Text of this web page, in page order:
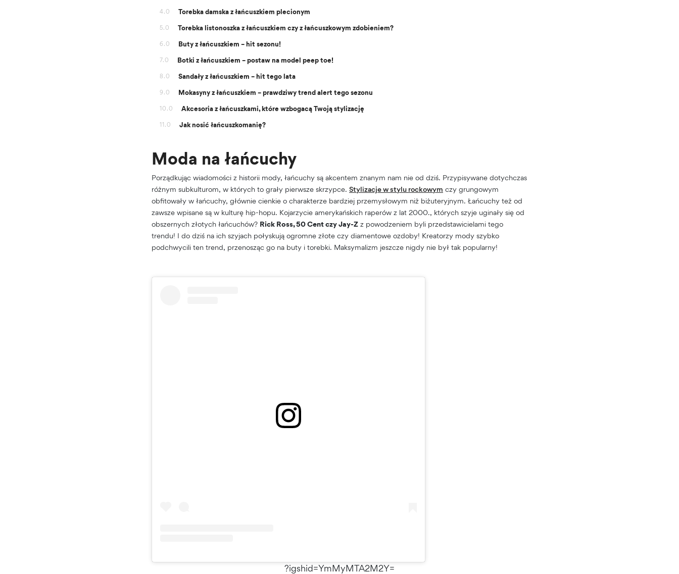
4.0 Torebka damska z łańcuszkiem plecionym
5.0 Torebka listonoszka z łańcuszkiem czy z łańcuszkowym zdobieniem?
6.0 Buty z łańcuszkiem – hit sezonu!
7.0 Botki z łańcuszkiem – postaw na model peep toe!
8.0 Sandały z łańcuszkiem – hit tego lata
9.0 Mokasyny z łańcuszkiem – prawdziwy trend alert tego sezonu
10.0 Akcesoria z łańcuszkami, które wzbogacą Twoją stylizację
11.0 Jak nosić łańcuszkomanię?
Moda na łańcuchy
Porządkując wiadomości z historii mody, łańcuchy są akcentem znanym nam nie od dziś. Przypisywane dotychczas
różnym subkulturom, w których to grały pierwsze skrzypce. Stylizacje w stylu rockowym czy grungowym
obfitowały w łańcuchy, głównie cienkie o charakterze bardziej przemysłowym niż biżuteryjnym. Łańcuchy też od
zawsze wpisane są w kulturę hip-hopu. Kojarzycie amerykańskich raperów z lat 2000., których szyje uginały się od
obszernych złotych łańcuchów? Rick Ross, 50 Cent czy Jay-Z z powodzeniem byli przedstawicielami tego
trendu! I do dziś na ich szyjach połyskują ogromne złote czy diamentowe ozdoby! Kreatorzy mody szybko
podchwycili ten trend, przenosząc go na buty i torebki. Maksymalizm jeszcze nigdy nie był tak popularny!
?igshid=YmMyMTA2M2Y=